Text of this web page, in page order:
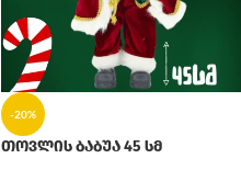
-20%
თოვლის ბაბუა 45 სმ